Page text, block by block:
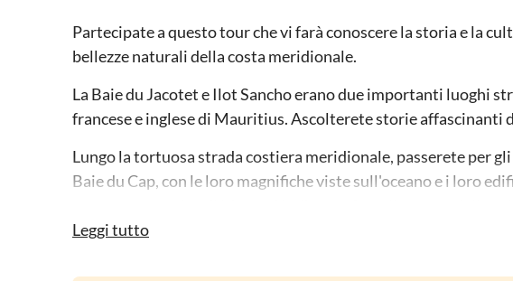
Partecipate a questo tour che vi farà conoscere la storia e la
bellezze naturali della costa meridionale.
La Baie du Jacotet e Ilot Sancho erano due importanti luoghi
francese e inglese di Mauritius. Ascolterete storie affascinanti
Lungo la tortuosa strada costiera meridionale, passerete per
Baie du Cap, con le loro magnifiche viste sull'oceano e i loro
montagna di Le Morne.
Leggi tutto